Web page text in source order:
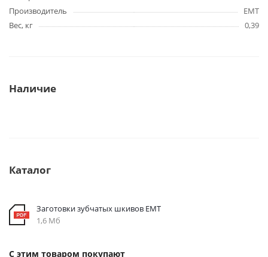
Производитель
EMT
Вес, кг
0,39
Наличие
Каталог
Заготовки зубчатых шкивов EMT
1,6 Мб
С этим товаром покупают